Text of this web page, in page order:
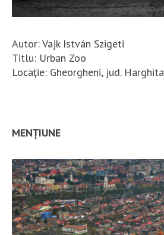
Autor: Vajk István Szigeti
Titlu: Urban Zoo
Locaţie: Gheorgheni, jud. Harghita
MENȚIUNE